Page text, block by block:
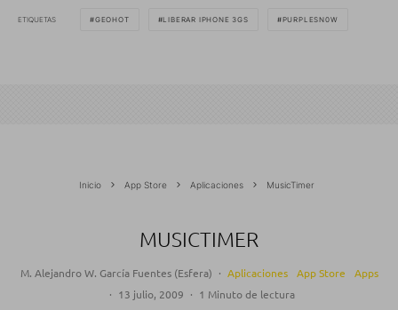
ETIQUETAS GEOHOT LIBERAR IPHONE 3GS PURPLESN0W
Inicio App Store Aplicaciones MusicTimer
MUSICTIMER
M. Alejandro W. García Fuentes (Esfera) · Aplicaciones App Store
Apps
· 13 julio, 2009 · 1 Minuto de lectura